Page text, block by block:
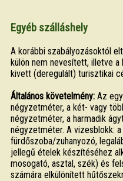
Egyéb szálláshely
A korábbi szabályozásoktól
külön nem nevesített, illetve
kivett (deregulált) turisztikai
Általános követelmény:Az
négyzetméter, a két- vagy
négyzetméter, a harmadik
négyzetméter. A vizesblokk:
fürdőszoba/zuhanyozó,
jellegű ételek készítéséhez
mosogató, asztal, szék) és
számára elkülönített